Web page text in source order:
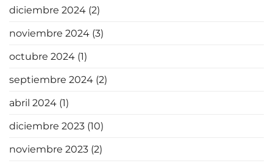
diciembre 2024 (2)
noviembre 2024 (3)
octubre 2024 (1)
septiembre 2024 (2)
abril 2024 (1)
diciembre 2023 (10)
noviembre 2023 (2)